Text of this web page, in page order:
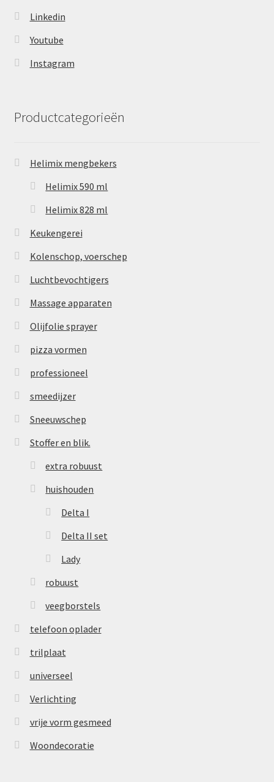
Linkedin
Youtube
Instagram
Productcategorieën
Helimix mengbekers
Helimix 590 ml
Helimix 828 ml
Keukengerei
Kolenschop, voerschep
Luchtbevochtigers
Massage apparaten
Olijfolie sprayer
pizza vormen
professioneel
smeedijzer
Sneeuwschep
Stoffer en blik.
extra robuust
huishouden
Delta I
Delta II set
Lady
robuust
veegborstels
telefoon oplader
trilplaat
universeel
Verlichting
vrije vorm gesmeed
Woondecoratie